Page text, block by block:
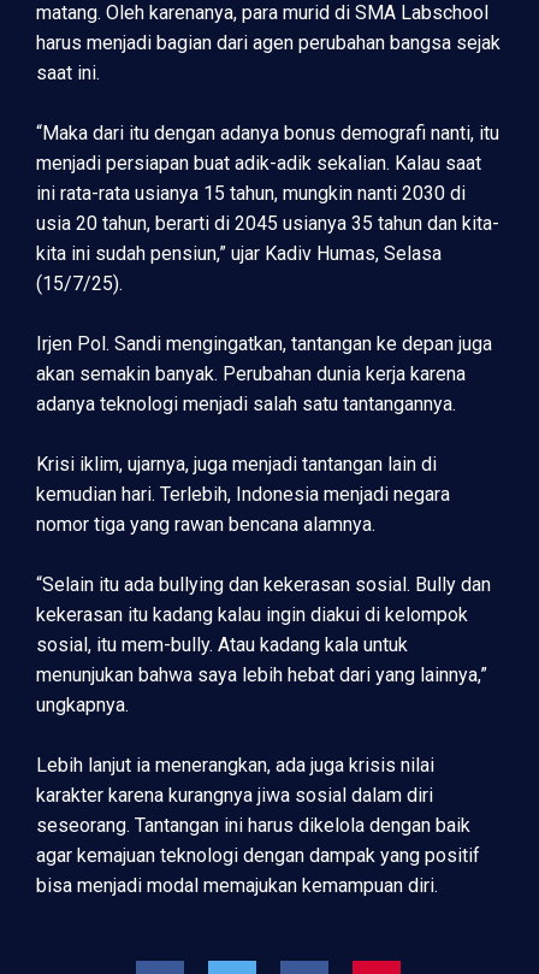
matang. Oleh karenanya, para murid di SMA Labschool
harus menjadi bagian dari agen perubahan bangsa sejak
saat ini.
“Maka dari itu dengan adanya bonus demografi nanti, itu
menjadi persiapan buat adik-adik sekalian. Kalau saat
ini rata-rata usianya 15 tahun, mungkin nanti 2030 di
usia 20 tahun, berarti di 2045 usianya 35 tahun dan kita-
kita ini sudah pensiun,” ujar Kadiv Humas, Selasa
(15/7/25).
Irjen Pol. Sandi mengingatkan, tantangan ke depan juga
akan semakin banyak. Perubahan dunia kerja karena
adanya teknologi menjadi salah satu tantangannya.
Krisi iklim, ujarnya, juga menjadi tantangan lain di
kemudian hari. Terlebih, Indonesia menjadi negara
nomor tiga yang rawan bencana alamnya.
“Selain itu ada bullying dan kekerasan sosial. Bully dan
kekerasan itu kadang kalau ingin diakui di kelompok
sosial, itu mem-bully. Atau kadang kala untuk
menunjukan bahwa saya lebih hebat dari yang lainnya,”
ungkapnya.
Lebih lanjut ia menerangkan, ada juga krisis nilai
karakter karena kurangnya jiwa sosial dalam diri
seseorang. Tantangan ini harus dikelola dengan baik
agar kemajuan teknologi dengan dampak yang positif
bisa menjadi modal memajukan kemampuan diri.